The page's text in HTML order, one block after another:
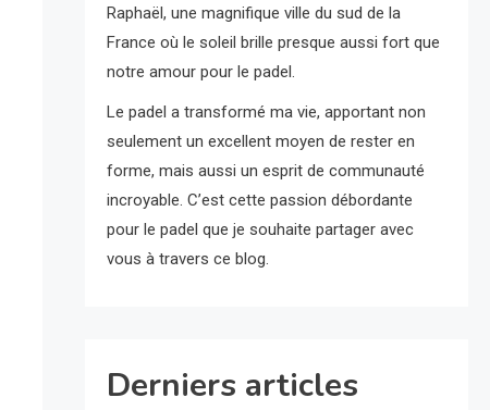
Raphaël, une magnifique ville du sud de la
France où le soleil brille presque aussi fort que
notre amour pour le padel.
Le padel a transformé ma vie, apportant non
seulement un excellent moyen de rester en
forme, mais aussi un esprit de communauté
incroyable. C’est cette passion débordante
pour le padel que je souhaite partager avec
vous à travers ce blog.
Derniers articles